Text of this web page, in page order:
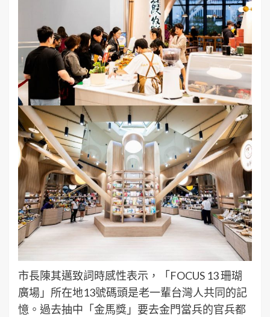
市長陳其邁致詞時感性表示，「FOCUS 13 珊瑚
廣場」所在地13號碼頭是老一輩台灣人共同的記
憶。過去抽中「金馬獎」要去金門當兵的官兵都